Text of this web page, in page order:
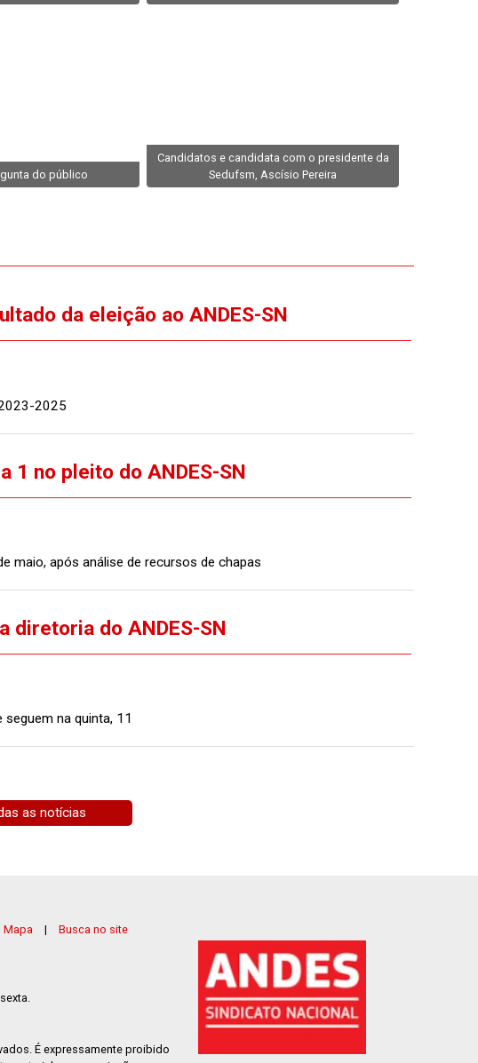
do público
Candidatos e candidata com o presidente da
Sedufsm, Ascísio Pereira
da eleição ao ANDES-SN
2025
1 no pleito do ANDES-SN
maio, após análise de recursos de chapas
diretoria do ANDES-SN
na quinta, 11
as notícias
Mapa |
Busca no site
É expressamente proibido